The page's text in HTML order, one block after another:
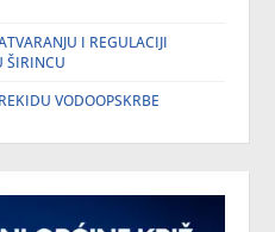
I REGULACIJI
ŠIRINCU
VODOOPSKRBE